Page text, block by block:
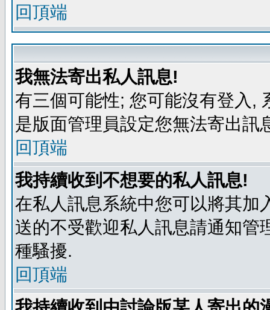
回頂端
我無法寄出私人訊息!
有三個可能性; 您可能沒有登入,
是版面管理員設定您無法寄出訊
回頂端
我持續收到不想要的私人訊息!
在私人訊息系統中您可以將其加
送的不受歡迎私人訊息請通知管
種騷擾.
回頂端